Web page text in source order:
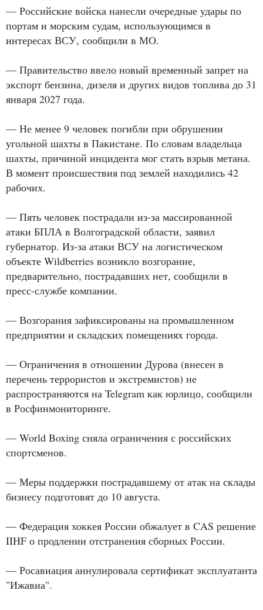
— Российские войска нанесли очередные удары по
портам и морским судам, использующимся в
интересах ВСУ, сообщили в МО.
— Правительство ввело новый временный запрет на
экспорт бензина, дизеля и других видов топлива до 31
января 2027 года.
— Не менее 9 человек погибли при обрушении
угольной шахты в Пакистане. По словам владельца
шахты, причиной инцидента мог стать взрыв метана.
В момент происшествия под землей находились 42
рабочих.
— Пять человек пострадали из-за массированной
атаки БПЛА в Волгоградской области, заявил
губернатор. Из-за атаки ВСУ на логистическом
объекте Wildberries возникло возгорание,
предварительно, пострадавших нет, сообщили в
пресс-службе компании.
— Возгорания зафиксированы на промышленном
предприятии и складских помещениях города.
— Ограничения в отношении Дурова (внесен в
перечень террористов и экстремистов) не
распространяются на Telegram как юрлицо, сообщили
в Росфинмониторинге.
— World Boxing сняла ограничения с российских
спортсменов.
— Меры поддержки пострадавшему от атак на склады
бизнесу подготовят до 10 августа.
— Федерация хоккея России обжалует в CAS решение
IIHF о продлении отстранения сборных России.
— Росавиация аннулировала сертификат эксплуатанта
"Ижавиа".